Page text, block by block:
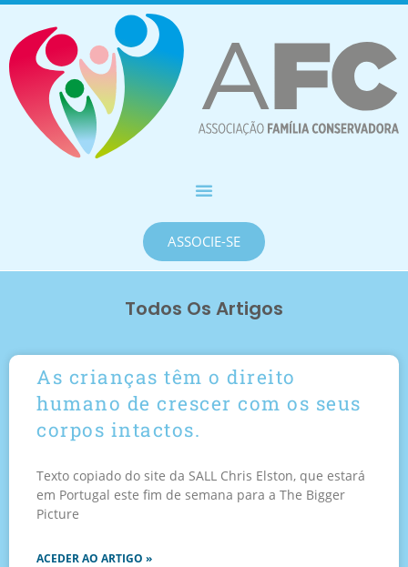
ASSOCIE-SE
Todos Os Artigos
As crianças têm o direito
humano de crescer com os seus
corpos intactos.
Texto copiado do site da SALL Chris Elston, que estará
em Portugal este fim de semana para a The Bigger
Picture
ACEDER AO ARTIGO »